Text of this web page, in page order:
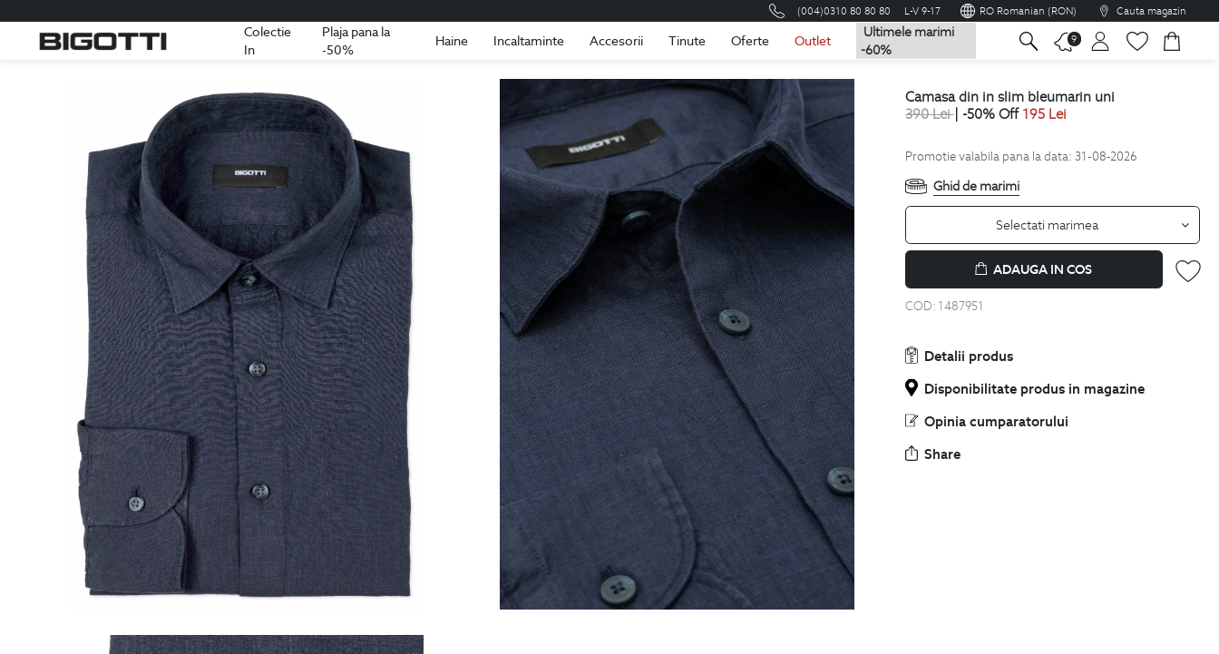
(004)0310 80 80 80 L-V 9-17 RO Romanian (RON) Cauta magazin
Colectie
In
Plaja pana la
-50%
Haine Incaltaminte Accesorii Tinute Oferte Outlet
Ultimele marimi
-60%
9
Romania Romana
camasa din in slim bleumarin uni
390Lei| -50% Off 195 Lei
Promotie valabila pana la data: 31-08-2026
Ghid de marimi
Selectati marimea
ADAUGA IN COS
COD: 1487951
Detalii produs
Disponibilitate produs in magazine
Opinia cumparatorului
Share